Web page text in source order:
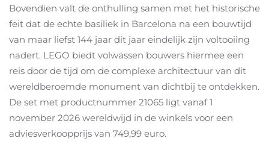
Bovendien valt de onthulling samen met het historische
feit dat de echte basiliek in Barcelona na een bouwtijd
van maar liefst 144 jaar dit jaar eindelijk zijn voltooiing
nadert. LEGO biedt volwassen bouwers hiermee een
reis door de tijd om de complexe architectuur van dit
wereldberoemde monument van dichtbij te ontdekken.
De set met productnummer 21065 ligt vanaf 1
november 2026 wereldwijd in de winkels voor een
adviesverkoopprijs van 749,99 euro.